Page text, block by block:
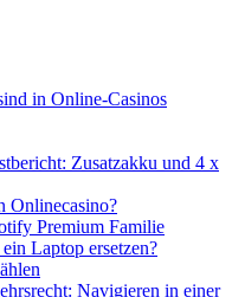
in Online-Casinos
Zusatzakku und 4 x
Onlinecasino?
Premium Familie
Laptop ersetzen?
Navigieren in einer